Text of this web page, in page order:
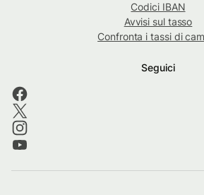
Codici IBAN
Avvisi sul tasso
Confronta i tassi di
Seguici